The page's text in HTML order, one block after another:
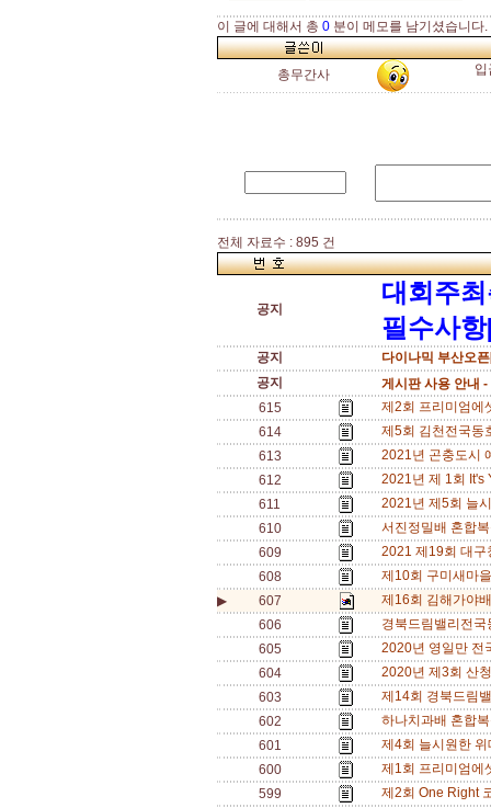
이 글에 대해서 총 0 분이 메모를 남기셨습니다.
총무간사 입
전체 자료수 : 895 건
공지
대회주
필수사
공지
다이나믹 부산오
공지
게시판 사용 안내 -
615
제2회 프리미엄에
614
제5회 김천전국동
613
2021년 곤충도시
612
2021년 제 1회 It's
611
2021년 제5회 늘
610
서진정밀배 혼합
609
2021 제19회 대
608
제10회 구미새마
▶
607
제16회 김해가야
606
경북드림밸리전
605
2020년 영일만 전
604
2020년 제3회 산
603
제14회 경북드림
602
하나치과배 혼합
601
제4회 늘시원한
600
제1회 프리미엄에
599
제2회 One Right